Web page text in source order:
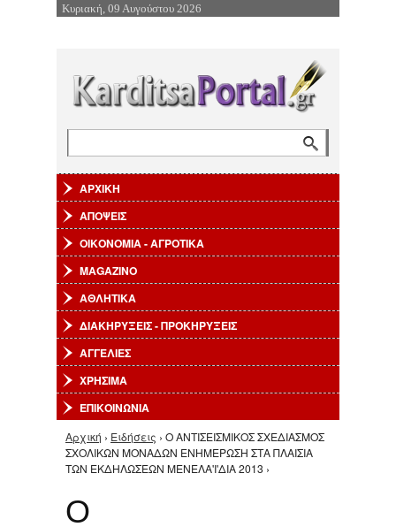
Επιστροφή στην Πλοήγηση
Κυριακή, 09 Αυγούστου 2026
ΑΡΧΙΚΗ
ΑΠΟΨΕΙΣ
ΟΙΚΟΝΟΜΙΑ - ΑΓΡΟΤΙΚΑ
MAGAZINO
ΑΘΛΗΤΙΚΑ
ΔΙΑΚΗΡΥΞΕΙΣ - ΠΡΟΚΗΡΥΞΕΙΣ
ΑΓΓΕΛΙΕΣ
ΧΡΗΣΙΜΑ
ΕΠΙΚΟΙΝΩΝΙΑ
Είστε εδώ
Αρχική › Ειδήσεις › Ο ΑΝΤΙΣΕΙΣΜΙΚΟΣ ΣΧΕΔΙΑΣΜΟΣ
ΣΧΟΛΙΚΩΝ ΜΟΝΑΔΩΝ ΕΝΗΜΕΡΩΣΗ ΣΤΑ ΠΛΑΙΣΙΑ
ΤΩΝ ΕΚΔΗΛΩΣΕΩΝ ΜΕΝΕΛΑ'Ι'ΔΙΑ 2013 ›
Ο